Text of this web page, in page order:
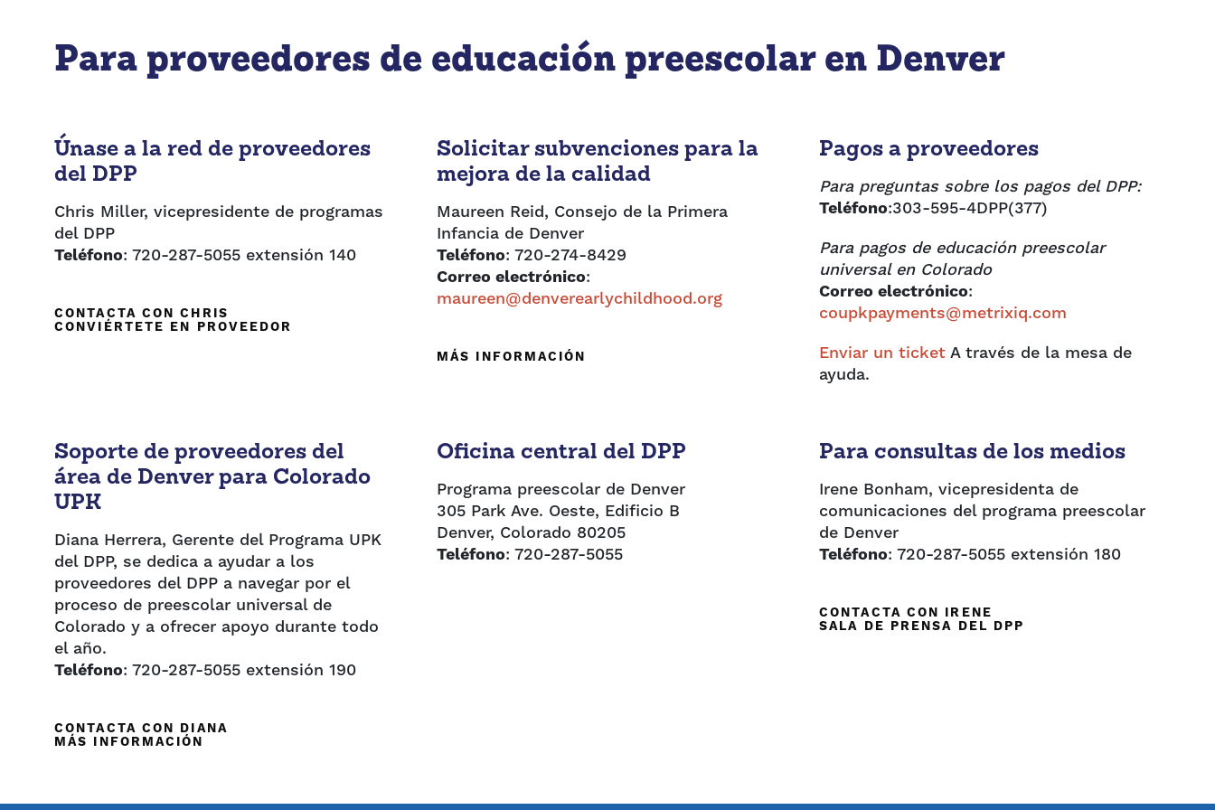
Para proveedores de educación preescolar en Denver
Únase a la red de proveedores
del DPP
Chris Miller, vicepresidente de programas
del DPP
Teléfono: 720-287-5055 extensión 140
CONTACTA CON CHRIS
CONVIÉRTETE EN PROVEEDOR
Solicitar subvenciones para la
mejora de la calidad
Maureen Reid, Consejo de la Primera
Infancia de Denver
Teléfono: 720-274-8429
Correo electrónico:
maureen@denverearlychildhood.org
MÁS INFORMACIÓN
Pagos a proveedores
Para preguntas sobre los pagos del DPP:
Teléfono:303-595-4DPP(377)
Para pagos de educación preescolar
universal en Colorado
Correo electrónico:
coupkpayments@metrixiq.com
Enviar un ticket A través de la mesa de
ayuda.
Soporte de proveedores del
área de Denver para Colorado
UPK
Diana Herrera, Gerente del Programa UPK
del DPP, se dedica a ayudar a los
proveedores del DPP a navegar por el
proceso de preescolar universal de
Colorado y a ofrecer apoyo durante todo
el año.
Teléfono: 720-287-5055 extensión 190
CONTACTA CON DIANA
MÁS INFORMACIÓN
Oficina central del DPP
Programa preescolar de Denver
305 Park Ave. Oeste, Edificio B
Denver, Colorado 80205
Teléfono: 720-287-5055
Para consultas de los medios
Irene Bonham, vicepresidenta de
comunicaciones del programa preescolar
de Denver
Teléfono: 720-287-5055 extensión 180
CONTACTA CON IRENE
SALA DE PRENSA DEL DPP